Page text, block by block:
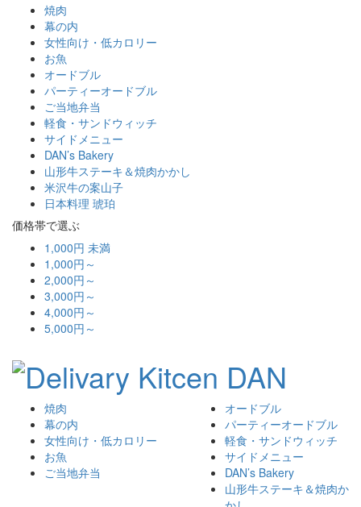
焼肉
幕の内
女性向け・低カロリー
お魚
オードブル
パーティーオードブル
ご当地弁当
軽食・サンドウィッチ
サイドメニュー
DAN’s Bakery
山形牛ステーキ＆焼肉かかし
米沢牛の案山子
日本料理 琥珀
価格帯で選ぶ
1,000円 未満
1,000円～
2,000円～
3,000円～
4,000円～
5,000円～
焼肉
幕の内
女性向け・低カロリー
お魚
ご当地弁当
オードブル
パーティーオードブル
軽食・サンドウィッチ
サイドメニュー
DAN’s Bakery
山形牛ステーキ＆焼肉か